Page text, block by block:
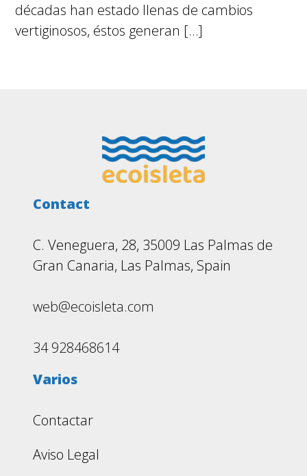
décadas han estado llenas de cambios
vertiginosos, éstos generan […]
Contact
C. Veneguera, 28, 35009 Las Palmas de
Gran Canaria, Las Palmas, Spain
web@ecoisleta.com
34 928468614
Varios
Contactar
Aviso Legal